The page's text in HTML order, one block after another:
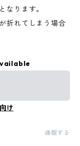
なります。
折れてしまう場合
け
通報する